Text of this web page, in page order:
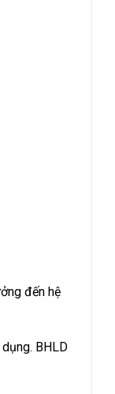
đến hệ
BHLD